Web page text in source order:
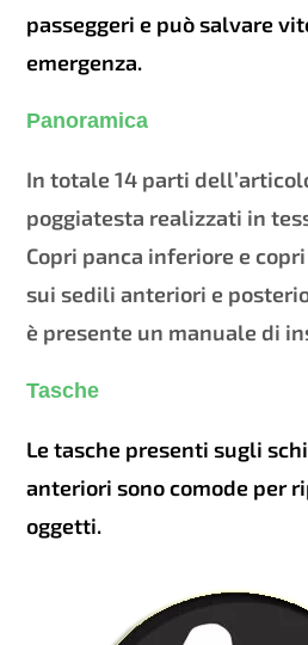
passeggeri e può salvare
emergenza.
Panoramica
In totale 14 parti
poggiatesta realizzati in
Copri panca inferiore e
sui sedili anteriori e
è presente un manuale di
Tasche
Le tasche presenti sugli
anteriori sono comode per
oggetti.